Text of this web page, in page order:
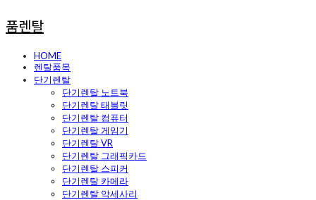
품렌탈
HOME
렌탈품목
단기렌탈
단기렌탈 노트북
단기렌탈 태블릿
단기렌탈 컴퓨터
단기렌탈 게임기
단기렌탈 VR
단기렌탈 그래픽카드
단기렌탈 스피커
단기렌탈 카메라
단기렌탈 악세사리